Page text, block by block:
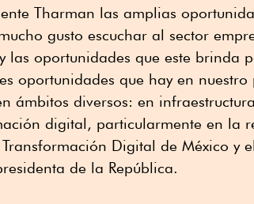
Tharman las amplias
gusto escuchar al sector
las oportunidades que este brinda
oportunidades que hay en nuestro
ámbitos diversos: en
digital, particularmente en la
Digital de México y
de la República.